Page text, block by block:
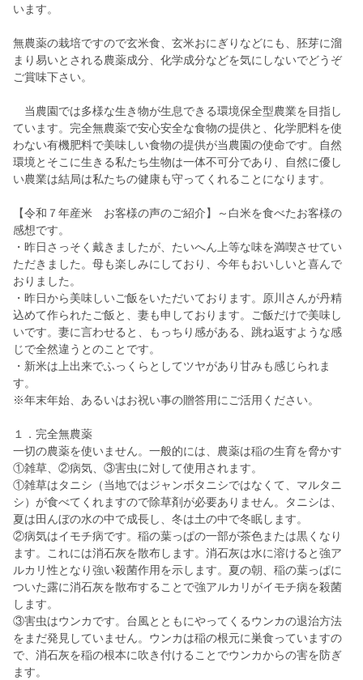
います。
無農薬の栽培ですので玄米食、玄米おにぎりなどにも、胚芽に溜
まり易いとされる農薬成分、化学成分などを気にしないでどうぞ
ご賞味下さい。
当農園では多様な生き物が生息できる環境保全型農業を目指し
ています。完全無農薬で安心安全な食物の提供と、化学肥料を使
わない有機肥料で美味しい食物の提供が当農園の使命です。自然
環境とそこに生きる私たち生物は一体不可分であり、自然に優し
い農業は結局は私たちの健康も守ってくれることになります。
【令和７年産米 お客様の声のご紹介】～白米を食べたお客様の
感想です。
・昨日さっそく戴きましたが、たいへん上等な味を満喫させてい
ただきました。母も楽しみにしており、今年もおいしいと喜んで
おりました。
・昨日から美味しいご飯をいただいております。原川さんが丹精
込めて作られたご飯と、妻も申しております。ご飯だけで美味し
いです。妻に言わせると、もっちり感がある、跳ね返すような感
じで全然違うとのことです。
・新米は上出来でふっくらとしてツヤがあり甘みも感じられま
す。
※年末年始、あるいはお祝い事の贈答用にご活用ください。
１．完全無農薬
一切の農薬を使いません。一般的には、農薬は稲の生育を脅かす
①雑草、②病気、③害虫に対して使用されます。
①雑草はタニシ（当地ではジャンボタニシではなくて、マルタニ
シ）が食べてくれますので除草剤が必要ありません。タニシは、
夏は田んぼの水の中で成長し、冬は土の中で冬眠します。
②病気はイモチ病です。稲の葉っぱの一部が茶色または黒くなり
ます。これには消石灰を散布します。消石灰は水に溶けると強ア
ルカリ性となり強い殺菌作用を示します。夏の朝、稲の葉っぱに
ついた露に消石灰を散布することで強アルカリがイモチ病を殺菌
します。
③害虫はウンカです。台風とともにやってくるウンカの退治方法
をまだ発見していません。ウンカは稲の根元に巣食っていますの
で、消石灰を稲の根本に吹き付けることでウンカからの害を防ぎ
ます。